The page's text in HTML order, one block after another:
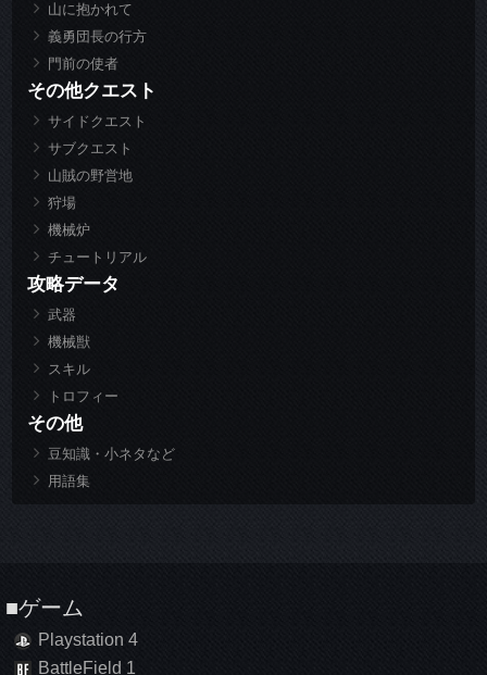
山に抱かれて
義勇団長の行方
門前の使者
その他クエスト
サイドクエスト
サブクエスト
山賊の野営地
狩場
機械炉
チュートリアル
攻略データ
武器
機械獣
スキル
トロフィー
その他
豆知識・小ネタなど
用語集
■ゲーム
Playstation 4
BattleField 1